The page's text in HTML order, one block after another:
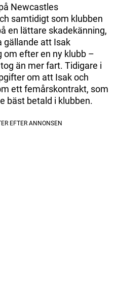
Newcastles
samtidigt som klubben
en lättare skadekänning,
gällande att Isak
om efter en ny klubb –
än mer fart. Tidigare i
om att Isak och
ett femårskontrakt, som
bäst betald i klubben.